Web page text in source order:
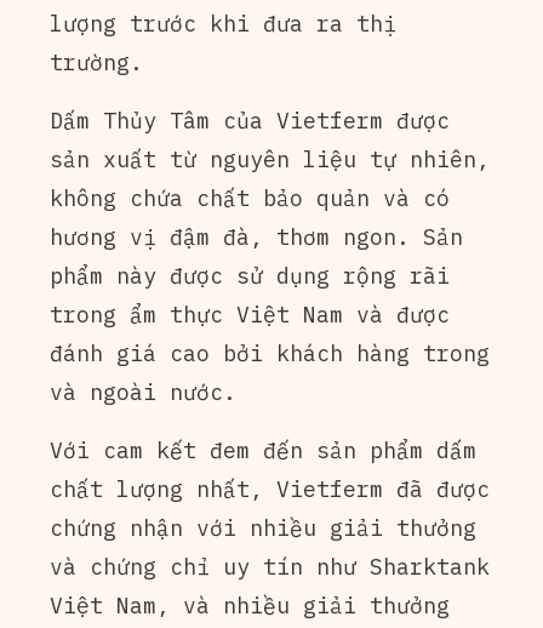
lượng trước khi đưa ra thị
trường.
Dấm Thủy Tâm của Vietferm được
sản xuất từ nguyên liệu tự nhiên,
không chứa chất bảo quản và có
hương vị đậm đà, thơm ngon. Sản
phẩm này được sử dụng rộng rãi
trong ẩm thực Việt Nam và được
đánh giá cao bởi khách hàng trong
và ngoài nước.
Với cam kết đem đến sản phẩm dấm
chất lượng nhất, Vietferm đã được
chứng nhận với nhiều giải thưởng
và chứng chỉ uy tín như Sharktank
Việt Nam, và nhiều giải thưởng